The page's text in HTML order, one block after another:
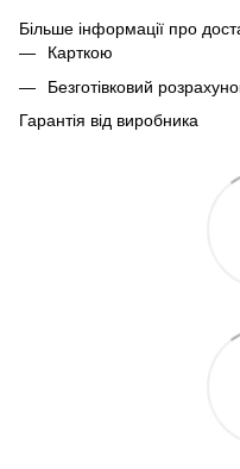
Більше інформації про
Карткою
Безготівковий
Гарантія від виробника